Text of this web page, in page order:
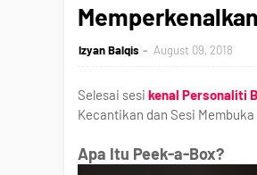
Izyan Balqis August 09, 2018
Selesai sesi kenal Personaliti
Kecantikan dan Sesi
Apa Itu Peek-a-Box?